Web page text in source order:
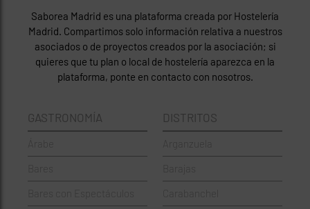
Saborea Madrid es una plataforma creada por Hostelería
Madrid. Compartimos solo información relativa a nuestros
asociados o de proyectos creados por la asociación; si
quieres que tu plan o local de hostelería aparezca en la
plataforma, ponte en contacto con nosotros.
GASTRONOMÍA
Bares
Bares con Espectáculos
DISTRITOS
Arganzuela
Barajas